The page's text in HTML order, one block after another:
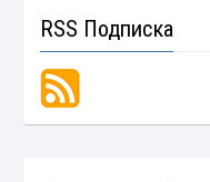
RSS Подписка